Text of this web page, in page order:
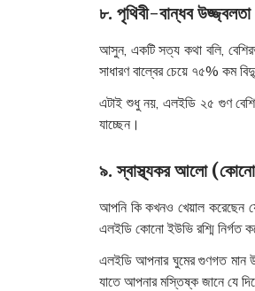
৮. পৃথিবী-বান্ধব উজ্জ্বলতা
আসুন, একটি সত্য কথা বলি,
সাধারণ বাল্বের চেয়ে ৭৫% কম
এটাই শুধু নয়, এলইডি ২৫ গুণ
যাচ্ছেন।
৯. স্বাস্থ্যকর আলো (কোনো
আপনি কি কখনও খেয়াল করেছেন
এলইডি কোনো ইউভি রশ্মি নির্গত
এলইডি আপনার ঘুমের গুণগত মান
যাতে আপনার মস্তিষ্ক জানে যে